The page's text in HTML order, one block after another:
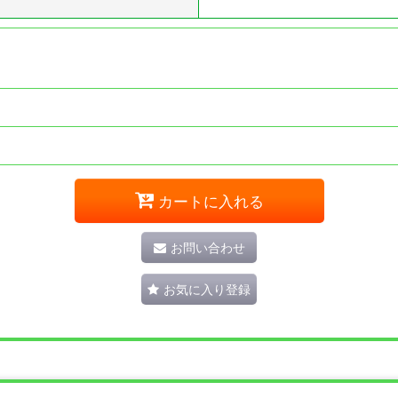
カートに入れる
お問い合わせ
お気に入り登録